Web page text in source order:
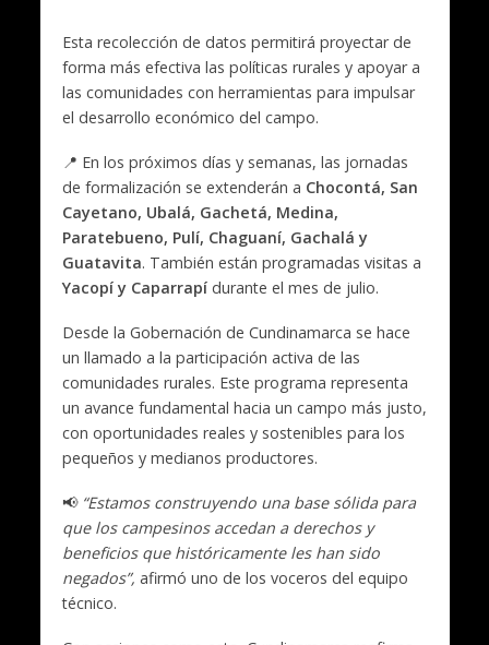
Esta recolección de datos permitirá proyectar de
forma más efectiva las políticas rurales y apoyar a
las comunidades con herramientas para impulsar
el desarrollo económico del campo.
📍 En los próximos días y semanas, las jornadas
de formalización se extenderán a Chocontá, San
Cayetano, Ubalá, Gachetá, Medina,
Paratebueno, Pulí, Chaguaní, Gachalá y
Guatavita. También están programadas visitas a
Yacopí y Caparrapídurante el mes de julio.
Desde la Gobernación de Cundinamarca se hace
un llamado a la participación activa de las
comunidades rurales. Este programa representa
un avance fundamental hacia un campo más justo,
con oportunidades reales y sostenibles para los
pequeños y medianos productores.
📢 “Estamos construyendo una base sólida para
que los campesinos accedan a derechos y
beneficios que históricamente les han sido
negados”, afirmó uno de los voceros del equipo
técnico.